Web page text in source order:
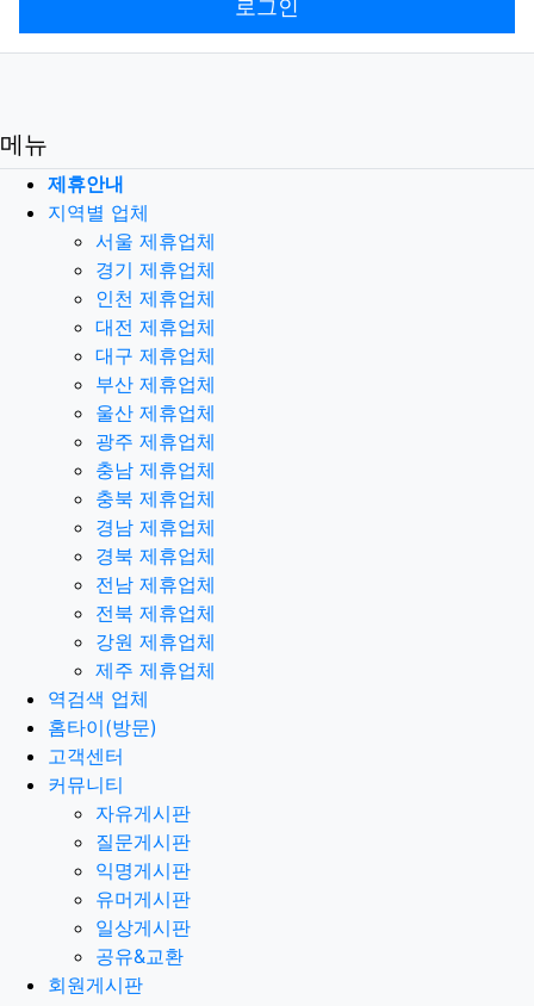
로그인
메뉴
제휴안내
지역별 업체
서울 제휴업체
경기 제휴업체
인천 제휴업체
대전 제휴업체
대구 제휴업체
부산 제휴업체
울산 제휴업체
광주 제휴업체
충남 제휴업체
충북 제휴업체
경남 제휴업체
경북 제휴업체
전남 제휴업체
전북 제휴업체
강원 제휴업체
제주 제휴업체
역검색 업체
홈타이(방문)
고객센터
커뮤니티
자유게시판
질문게시판
익명게시판
유머게시판
일상게시판
공유&교환
회원게시판